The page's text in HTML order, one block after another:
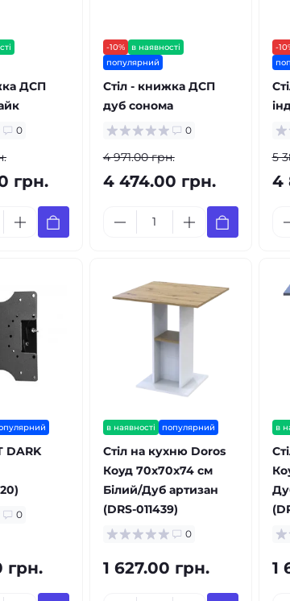
ДСП
0
грн.
-10%
в наявності
популярний
Стіл - книжка ДСП
дуб сонома
0
4 971.00 грн.
4 474.00 грн.
-
5
4
DARK
0
грн.
в наявності популярний
Стіл на кухню Doros
Коуд 70х70х74 см
Білий/Дуб артизан
(DRS-011439)
0
1 627.00 грн.
в
1